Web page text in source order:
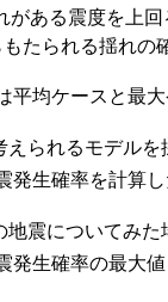
ある震度を上回
たられる揺れの
均ケースと最大
えられるモデル
生確率を計算し
地震についてみ
生確率の最大